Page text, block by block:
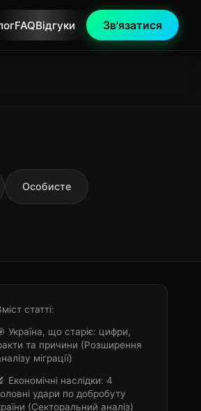
FAQВідгуки Зв'язатися
Особисте
статті:
Україна, що старіє: цифри,
та причини (Розширення
міграції)
Економічні наслідки: 4
удари по добробуту
(Секторальний аналіз)